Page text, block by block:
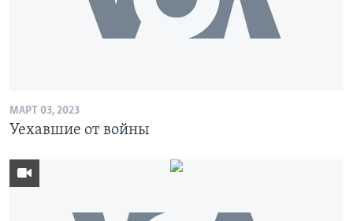
МАРТ 03, 2023
Уехавшие от войны